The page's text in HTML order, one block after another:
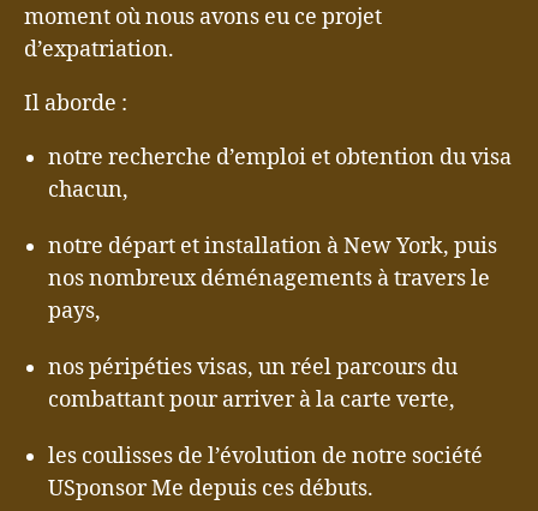
moment où nous avons eu ce projet
d’expatriation.
Il aborde :
notre recherche d’emploi et obtention du visa
chacun,
notre départ et installation à New York, puis
nos nombreux déménagements à travers le
pays,
nos péripéties visas, un réel parcours du
combattant pour arriver à la carte verte,
les coulisses de l’évolution de notre société
USponsor Me depuis ces débuts.